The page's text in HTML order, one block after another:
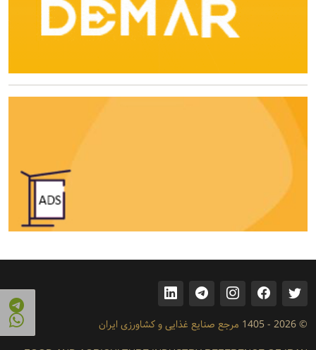
© 2026 - 1405 مرجع صنایع غذایی و کشاورزی ایران